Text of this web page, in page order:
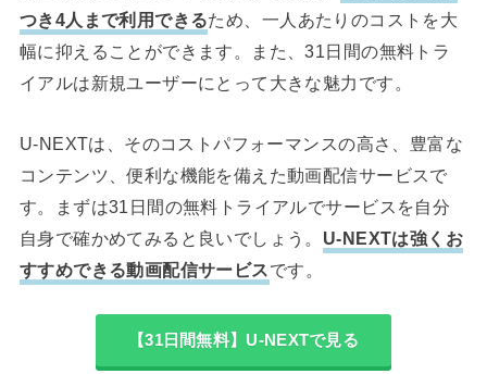
つき4人まで利用できるため、一人あたりのコストを大
幅に抑えることができます。また、31日間の無料トラ
イアルは新規ユーザーにとって大きな魅力です。
U-NEXTは、そのコストパフォーマンスの高さ、豊富な
コンテンツ、便利な機能を備えた動画配信サービスで
す。まずは31日間の無料トライアルでサービスを自分
自身で確かめてみると良いでしょう。 U-NEXTは強くお
すすめできる動画配信サービス です。
【31日間無料】U-NEXTで見る